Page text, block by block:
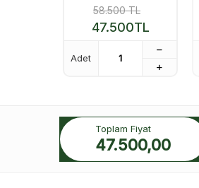
58.500TL
47.500TL
Adet
Toplam Fiyat
47.500,00